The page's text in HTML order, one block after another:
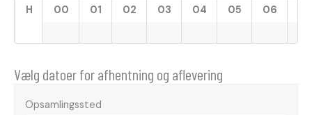
H 00 01 02 03 04 05 06
Vælg datoer for afhentning og aflevering
Opsamlingssted